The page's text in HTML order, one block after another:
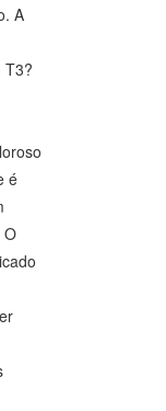
A
T3?
é
O